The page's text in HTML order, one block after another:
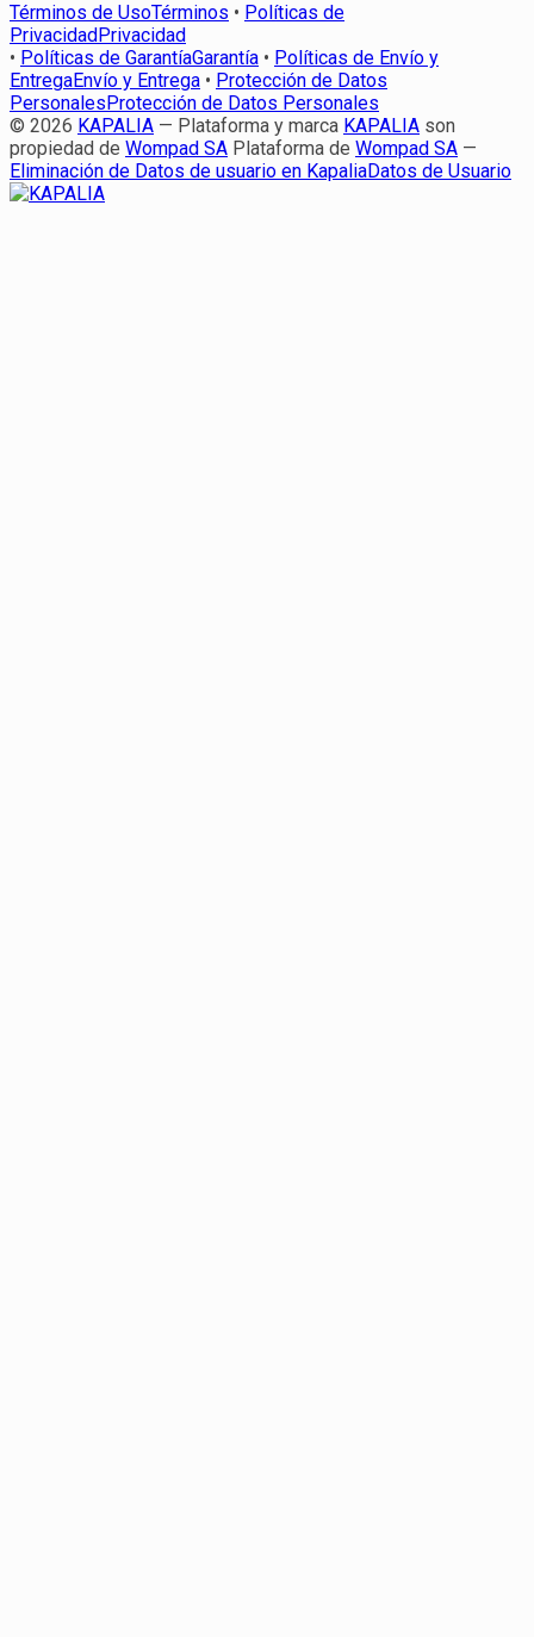
Términos de UsoTérminos • Políticas de
Privacidad Privacidad
• Políticas de GarantíaGarantía • Políticas de Envío y
EntregaEnvío y Entrega • Protección de Datos
Personales Protección de Datos Personales
© 2026 KAPALIA — Plataforma y marca KAPALIA son
propiedad de Wompad SA Plataforma de Wompad SA —
Eliminación de Datos de usuario en KapaliaDatos de Usuario